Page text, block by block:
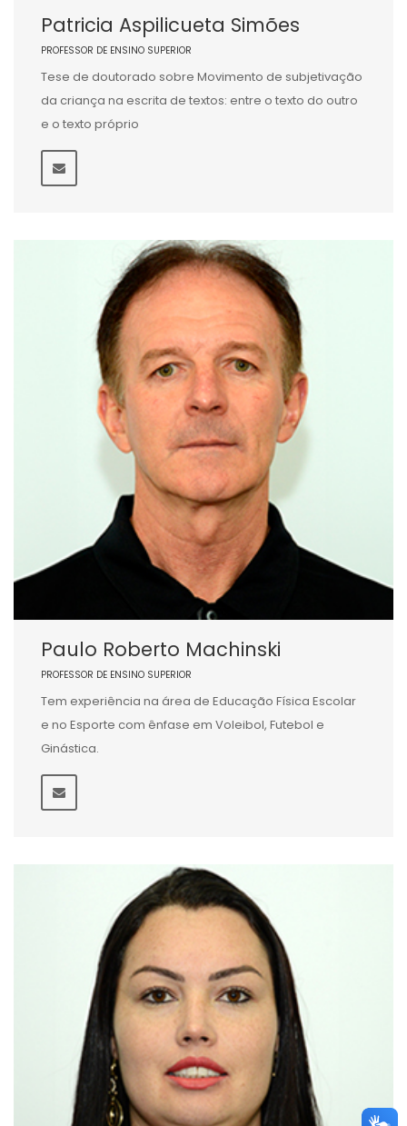
Patricia Aspilicueta Simões
PROFESSOR DE ENSINO SUPERIOR
Tese de doutorado sobre Movimento de subjetivação
da criança na escrita de textos: entre o texto do outro
e o texto próprio
Paulo Roberto Machinski
PROFESSOR DE ENSINO SUPERIOR
Tem experiência na área de Educação Física Escolar
e no Esporte com ênfase em Voleibol, Futebol e
Ginástica.